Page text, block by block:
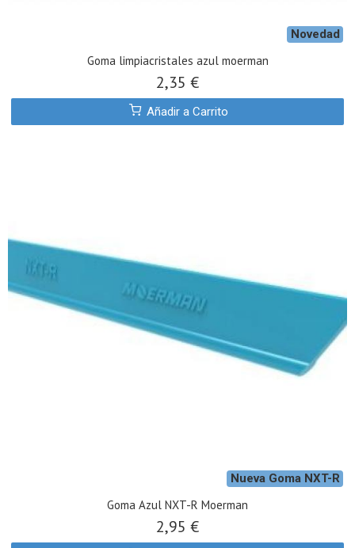
Novedad
Goma limpiacristales azul moerman
2,35 €
Añadir a Carrito
Nueva Goma NXT-R
Goma Azul NXT-R Moerman
2,95 €